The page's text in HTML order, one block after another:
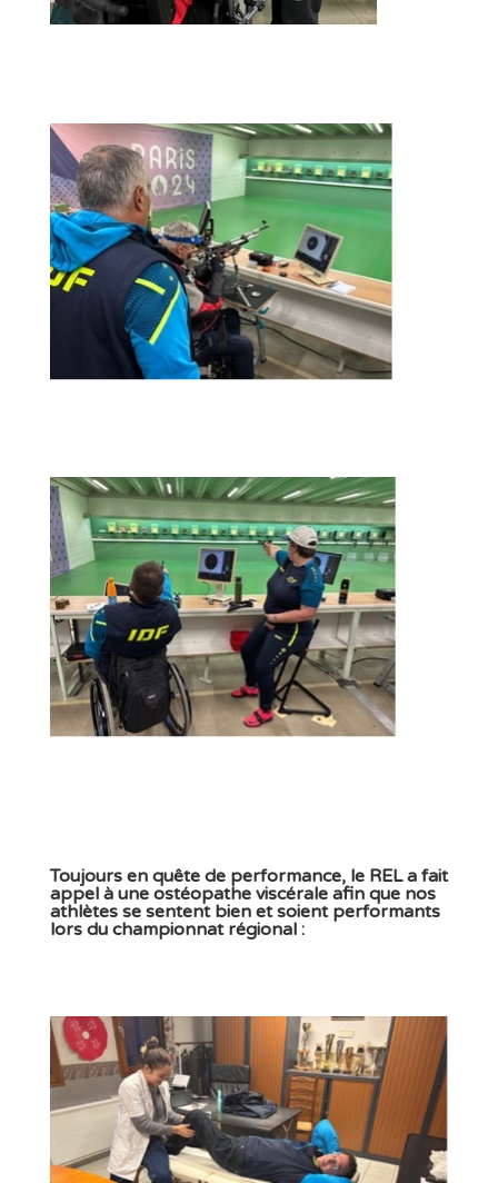
Toujours en quête de performance, le REL a fait
appel à une ostéopathe viscérale afin que nos
athlètes se sentent bien et soient performants
lors du championnat régional :